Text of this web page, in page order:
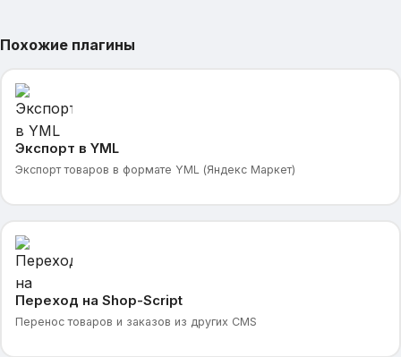
Похожие плагины
Экспорт в YML
Экспорт товаров в формате YML (Яндекс Маркет)
Переход на Shop-Script
Перенос товаров и заказов из других CMS